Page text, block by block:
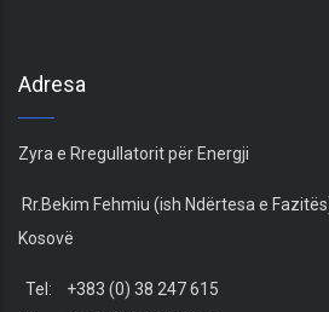
Adresa
Zyra e Rregullatorit për Energji
Rr.Bekim Fehmiu (ish Ndërtesa e
Kosovë
Tel: +383 (0) 38 247 615